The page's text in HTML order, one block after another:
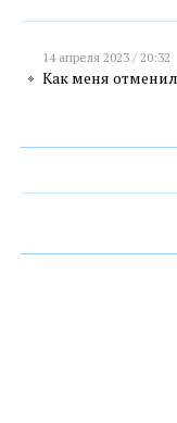
14 апреля 2023 / 20:32
Как меня